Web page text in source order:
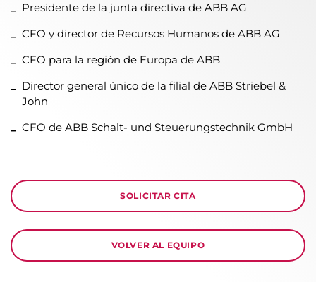
Presidente de la junta directiva de ABB AG
CFO y director de Recursos Humanos de ABB AG
CFO para la región de Europa de ABB
Director general único de la filial de ABB Striebel &
John
CFO de ABB Schalt- und Steuerungstechnik GmbH
SOLICITAR CITA
VOLVER AL EQUIPO